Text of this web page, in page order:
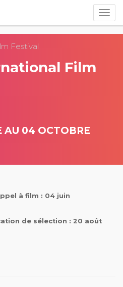
Festival
Film
AU 04 OCTOBRE
à film : 04 juin
de sélection : 20 août